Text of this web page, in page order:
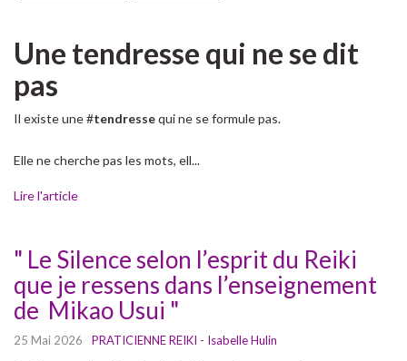
Une tendresse qui ne se dit
pas
Il existe une #tendressequi ne se formule pas.
Elle ne cherche pas les mots, ell...
Lire l'article
" Le Silence selon l’esprit du Reiki
que je ressens dans l’enseignement
de Mikao Usui "
25 Mai 2026 PRATICIENNE REIKI - Isabelle Hulin